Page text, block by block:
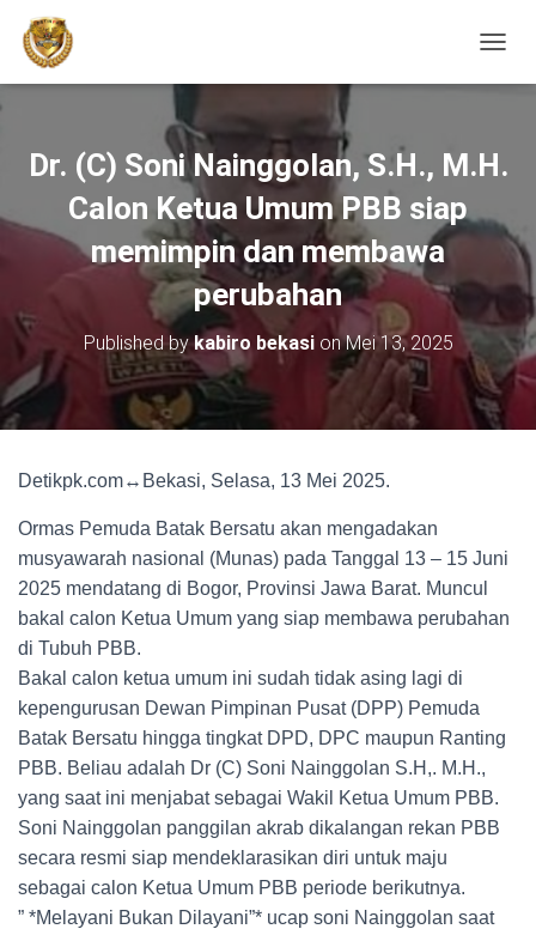
Dr. (C) Soni Nainggolan, S.H., M.H.
Calon Ketua Umum PBB siap
memimpin dan membawa
perubahan
Published bykabiro bekasionMei 13, 2025
Detikpk.com↔Bekasi, Selasa, 13 Mei 2025.
Ormas Pemuda Batak Bersatu akan mengadakan
musyawarah nasional (Munas) pada Tanggal 13 – 15 Juni
2025 mendatang di Bogor, Provinsi Jawa Barat. Muncul
bakal calon Ketua Umum yang siap membawa perubahan
di Tubuh PBB.
Bakal calon ketua umum ini sudah tidak asing lagi di
kepengurusan Dewan Pimpinan Pusat (DPP) Pemuda
Batak Bersatu hingga tingkat DPD, DPC maupun Ranting
PBB. Beliau adalah Dr (C) Soni Nainggolan S.H,. M.H.,
yang saat ini menjabat sebagai Wakil Ketua Umum PBB.
Soni Nainggolan panggilan akrab dikalangan rekan PBB
secara resmi siap mendeklarasikan diri untuk maju
sebagai calon Ketua Umum PBB periode berikutnya.
” *Melayani Bukan Dilayani”* ucap soni Nainggolan saat